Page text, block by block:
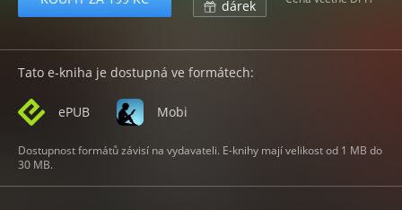
dárek
Tato e-kniha je dostupná ve formátech:
ePUB Mobi
Dostupnost formátů závisí na vydavateli. E-knihy mají velikost od 1 MB do
30 MB.